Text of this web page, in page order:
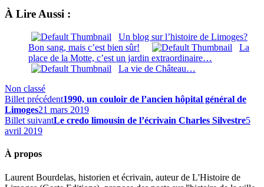
À Lire Aussi :
Un blog sur l’histoire de Limoges?
Bon sang, mais c’est bien sûr!
La
place de la Motte, c’est un jardin extraordinaire…
La vie de Château…
Non classé
Billet précédent1990, un couloir de l’ancien hôpital général de
Limoges21 mars 2019
Billet suivantLe credo limousin de l’écrivain Charles Silvestre5
avril 2019
À propos
Laurent Bourdelas, historien et écrivain, auteur de L'Histoire de